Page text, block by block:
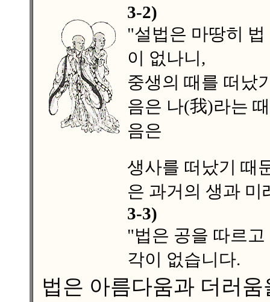
3-2)
"설법은 마땅히
이 없나니,
중생의 때를 떠났
음은 나(我)라는
음은
생사를 떠났기 때
은 과거의 생과
3-3)
"법은 공을 따르
각이 없습니다.
법은 아름다움과 더러